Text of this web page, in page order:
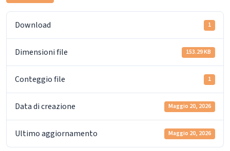
Download 1
Dimensioni file 153.29 KB
Conteggio file 1
Data di creazione Maggio 20, 2026
Ultimo aggiornamento Maggio 20, 2026